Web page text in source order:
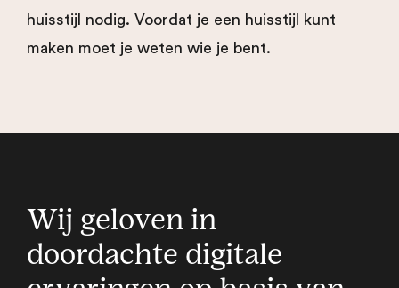
huisstijl nodig. Voordat je een huisstijl kunt
maken moet je weten wie je bent.
Wij geloven in
doordachte digitale